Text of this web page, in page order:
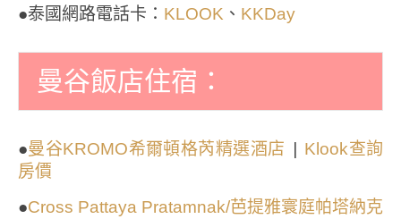
●泰國網路電話卡： KLOOK 、 KKDay
曼谷飯店住宿：
●曼谷KROMO希爾頓格芮精選酒店 | Klook查詢
房價
●Cross Pattaya Pratamnak/芭提雅寰庭帕塔納克